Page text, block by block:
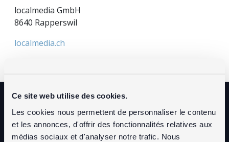
Ce site web utilise des cookies.
Les cookies nous permettent de personnaliser le contenu
et les annonces, d'offrir des fonctionnalités relatives aux
médias sociaux et d'analyser notre trafic. Nous
localmedia GmbH
8640 Rapperswil
localmedia.ch
LES ÉPOQUES
BIOGRAPHIE